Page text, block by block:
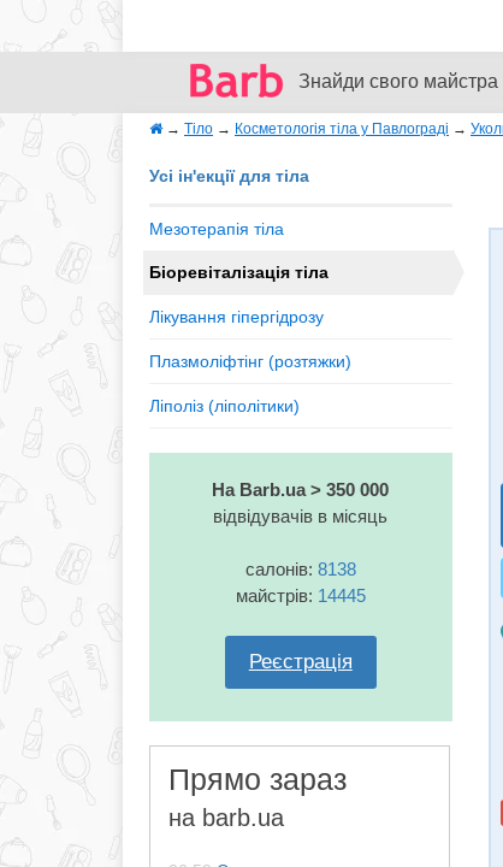
Знайди свого майстра
→ Тіло → Косметологія тіла у Павлограді →
Усі ін'екції для тіла
Мезотерапія тіла
Біоревіталізація тіла
Лікування гіпергідрозу
Плазмоліфтінг (розтяжки)
Ліполіз (ліполітики)
На Barb.ua > 350 000
відвідувачів в місяць
салонів: 8138
майстрів: 14445
Реєстрація
Прямо зараз
на barb.ua